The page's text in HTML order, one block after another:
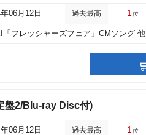
06月12日 過去最高 1 位
「フレッシャーズフェア」CMソング 他
盤2/Blu-ray Disc付)
06月12日 過去最高 1 位